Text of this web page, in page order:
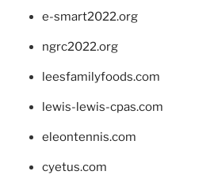
e-smart2022.org
ngrc2022.org
leesfamilyfoods.com
lewis-lewis-cpas.com
eleontennis.com
cyetus.com